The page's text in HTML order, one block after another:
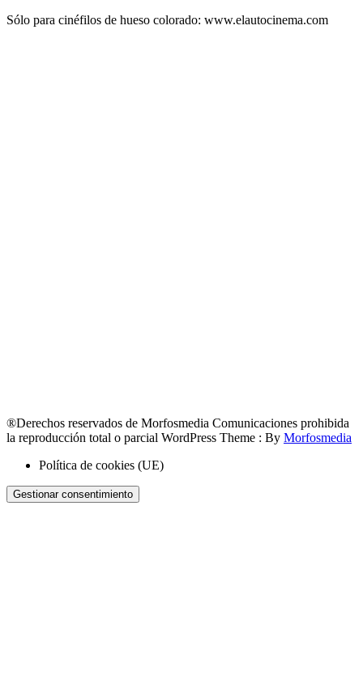
Sólo para cinéfilos de hueso colorado: www.elautocinema.com
®Derechos reservados de Morfosmedia Comunicaciones prohibida
la reproducción total o parcial WordPress Theme : By Morfosmedia
Política de cookies (UE)
Gestionar consentimiento